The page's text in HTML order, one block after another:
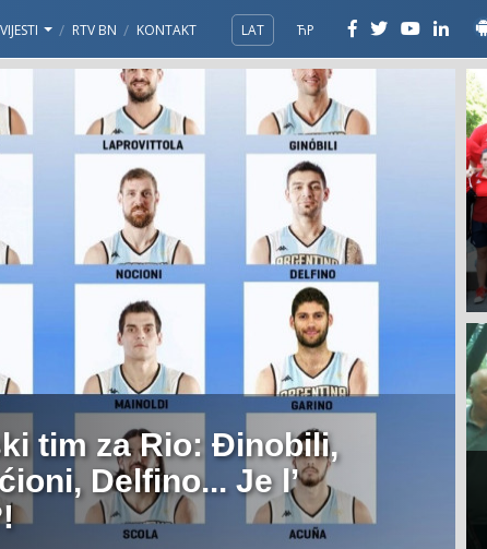
VIJESTI RTV BN KONTAKT LAT ЋР
tim za Rio: Đinobili,
Delfino... Je l’